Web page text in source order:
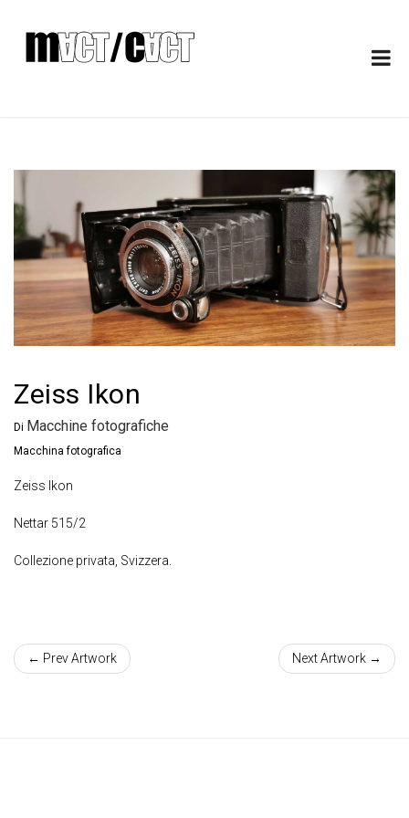
Zeiss Ikon
Di Macchine fotografiche
Macchina fotografica
Zeiss Ikon
Nettar 515/2
Collezione privata, Svizzera.
← Prev Artwork Next Artwork →